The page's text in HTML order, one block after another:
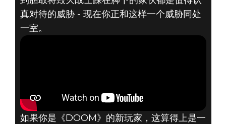
真对待的威胁 - 现在你正和这样一个威胁同处
一室。
如果你是《DOOM》的新玩家，这算得上是一